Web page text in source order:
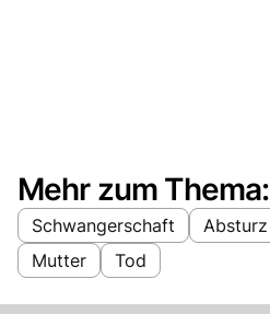
Mehr zum Thema:
Schwangerschaft Absturz
Mutter
Tod